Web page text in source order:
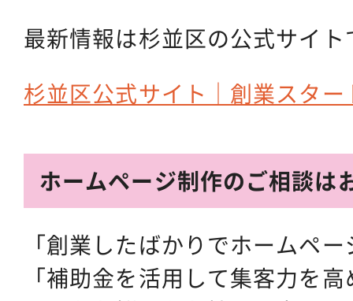
最新情報は杉並区の公式サイ
杉並区公式サイト｜創業スタ
ホームページ制作のご相談は
「創業したばかりでホームペ
「補助金を活用して集客力を